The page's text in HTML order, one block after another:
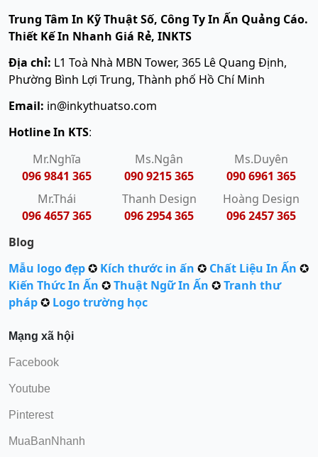
Trung Tâm In Kỹ Thuật Số, Công Ty In Ấn Quảng Cáo.
Thiết Kế In Nhanh Giá Rẻ, INKTS
Địa chỉ: L1 Toà Nhà MBN Tower, 365 Lê Quang Định,
Phường Bình Lợi Trung, Thành phố Hồ Chí Minh
Email: in@inkythuatso.com
Hotline In KTS:
Mr.Nghĩa
096 9841 365
Ms.Ngân
090 9215 365
Ms.Duyên
090 6961 365
Mr.Thái
096 4657 365
Thanh Design
096 2954 365
Hoàng Design
096 2457 365
Blog
Mẫu logo đẹp✪ Kích thước in ấn ✪ Chất Liệu In Ấn ✪
Kiến Thức In Ấn ✪Thuật Ngữ In Ấn ✪Tranh thư
pháp✪ Logo trường học
Mạng xã hội
Facebook
Youtube
Pinterest
MuaBanNhanh